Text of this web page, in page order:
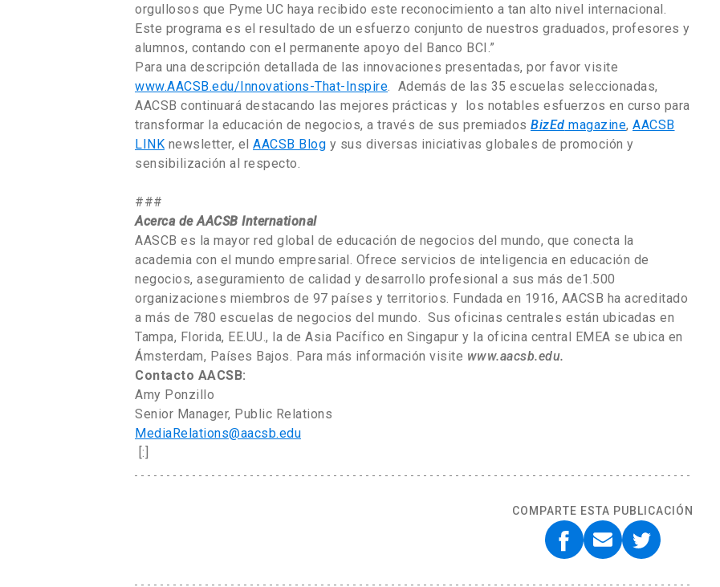
orgullosos que Pyme UC haya recibido este reconocimiento a tan alto nivel internacional.
Este programa es el resultado de un esfuerzo conjunto de nuestros graduados, profesores y
alumnos, contando con el permanente apoyo del Banco BCI.”
Para una descripción detallada de las innovaciones presentadas, por favor visite
www.AACSB.edu/Innovations-That-Inspire. Además de las 35 escuelas seleccionadas,
AACSB continuará destacando las mejores prácticas y los notables esfuerzos en curso para
transformar la educación de negocios, a través de sus premiados BizEd magazine, AACSB
LINK newsletter, el AACSB Blog y sus diversas iniciativas globales de promoción y
sensibilización al respecto.
###
Acerca de AACSB International
AASCB es la mayor red global de educación de negocios del mundo, que conecta la
academia con el mundo empresarial. Ofrece servicios de inteligencia en educación de
negocios, aseguramiento de calidad y desarrollo profesional a sus más de1.500
organizaciones miembros de 97 países y territorios. Fundada en 1916, AACSB ha acreditado
a más de 780 escuelas de negocios del mundo. Sus oficinas centrales están ubicadas en
Tampa, Florida, EE.UU., la de Asia Pacífico en Singapur y la oficina central EMEA se ubica en
Ámsterdam, Países Bajos. Para más información visite www.aacsb.edu.
Contacto AACSB:
Amy Ponzillo
Senior Manager, Public Relations
MediaRelations@aacsb.edu
[:]
COMPARTE ESTA PUBLICACIÓN